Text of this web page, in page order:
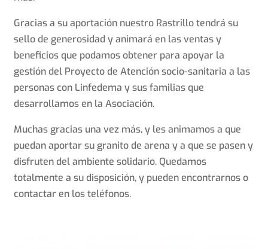
Gracias a su aportación nuestro Rastrillo tendrá su
sello de generosidad y animará en las ventas y
beneficios que podamos obtener para apoyar la
gestión del Proyecto de Atención socio-sanitaria a las
personas con Linfedema y sus familias que
desarrollamos en la Asociación.
Muchas gracias una vez más, y les animamos a que
puedan aportar su granito de arena y a que se pasen y
disfruten del ambiente solidario. Quedamos
totalmente a su disposición, y pueden encontrarnos o
contactar en los teléfonos.